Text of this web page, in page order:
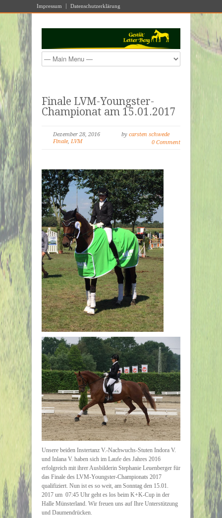
Impressum Datenschutzerklärung
Finale LVM-Youngster-
Championat am 15.01.2017
Dezember 28, 2016 by carsten schwede
Finale, LVM 0 Comment
Unsere beiden Instertanz V.-Nachwuchs-Stuten Indora V.
und Inlana V. haben sich im Laufe des Jahres 2016
erfolgreich mit ihrer Ausbilderin Stephanie Leuenberger für
das Finale des LVM-Youngster-Championats 2017
qualifiziert. Nun ist es so weit, am Sonntag den 15.01.
2017 um 07:45 Uhr geht es los beim K+K-Cup in der
Halle Münsterland. Wir freuen uns auf Ihre Unterstützung
und Daumendrücken.